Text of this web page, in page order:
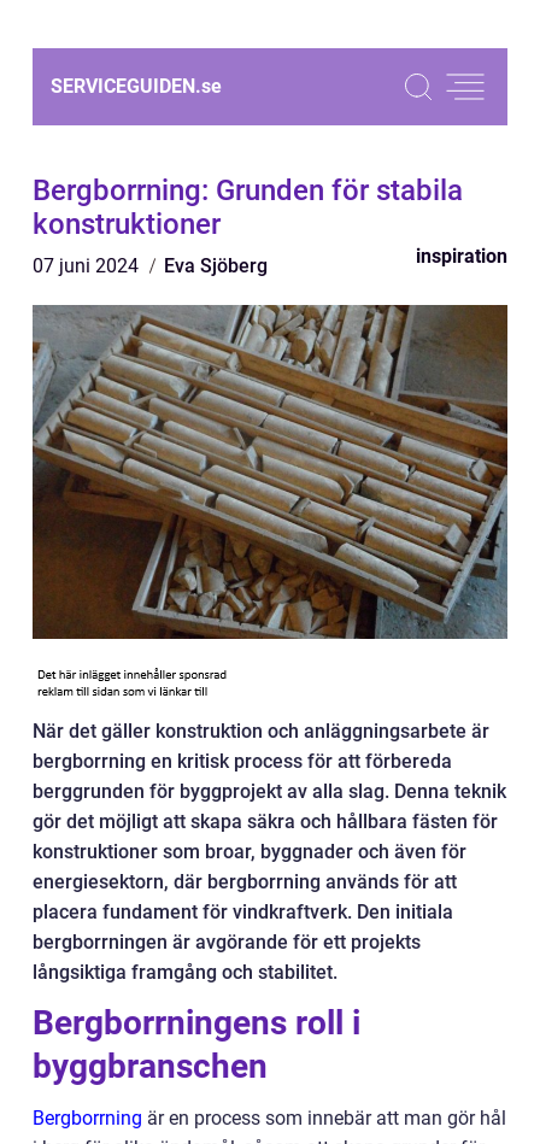
SERVICEGUIDEN.se
Bergborrning: Grunden för stabila
konstruktioner
07 juni 2024 Eva Sjöberg inspiration
När det gäller konstruktion och anläggningsarbete är
bergborrning en kritisk process för att förbereda
berggrunden för byggprojekt av alla slag. Denna teknik
gör det möjligt att skapa säkra och hållbara fästen för
konstruktioner som broar, byggnader och även för
energiesektorn, där bergborrning används för att
placera fundament för vindkraftverk. Den initiala
bergborrningen är avgörande för ett projekts
långsiktiga framgång och stabilitet.
Bergborrningens roll i
byggbranschen
Bergborrning är en process som innebär att man gör hål